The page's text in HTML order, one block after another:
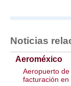
Noticias
Aeroméxico
Aeropuerto
facturación